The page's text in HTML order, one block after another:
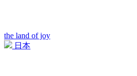
the land of joy
日本